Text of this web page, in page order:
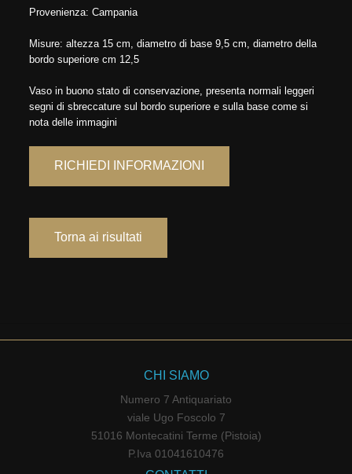
Provenienza: Campania
Misure: altezza 15 cm, diametro di base 9,5 cm, diametro della
bordo superiore cm 12,5
Vaso in buono stato di conservazione, presenta normali leggeri
segni di sbreccature sul bordo superiore e sulla base come si
nota delle immagini
RICHIEDI INFORMAZIONI
Torna ai risultati
CHI SIAMO
Numero 7 Antiquariato
viale Ugo Foscolo 7
51016 Montecatini Terme (Pistoia)
P.Iva 01041610476